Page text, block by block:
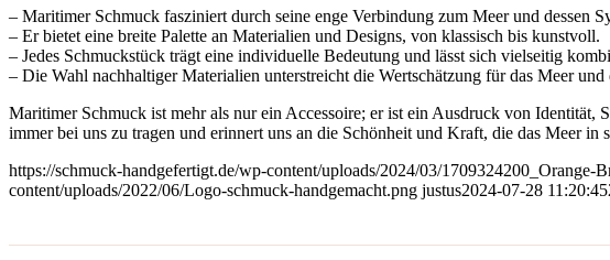
– Maritimer Schmuck fasziniert durch seine enge Verbindung zum Meer und dessen
– Er bietet eine breite Palette an Materialien und Designs, von klassisch bis kunstvoll.
– Jedes Schmuckstück trägt eine individuelle Bedeutung und lässt sich vielseitig
– Die Wahl nachhaltiger Materialien unterstreicht die Wertschätzung für das Meer
Maritimer Schmuck ist mehr als nur ein Accessoire; er ist ein Ausdruck von
immer bei uns zu tragen und erinnert uns an die Schönheit und Kraft, die das Meer in
https://schmuck-handgefertigt.de/wp-content/uploads/2024/03/
content/uploads/2022/06/Logo-schmuck-handgemacht.png justus2024-07-28 11:20:45